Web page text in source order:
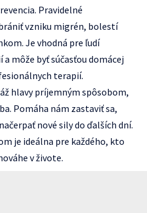
Pravidelné
vzniku migrén, bolestí
Je vhodná pre ľudí
môže byť súčasťou domácej
terapií.
hlavy príjemným spôsobom,
Pomáha nám zastaviť sa,
nové sily do ďalších dní.
je ideálna pre každého, kto
v živote.